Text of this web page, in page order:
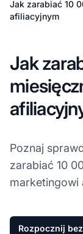
Home
Jak zarabiać 10
afiliacyjnym
Jak
Poznaj
zarabiać 10
marketingowi
Rozpocznij